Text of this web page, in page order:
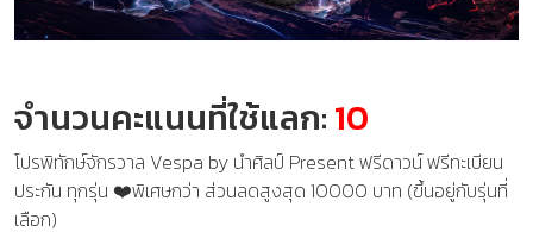
จำนวนคะแนนที่ใช้แลก:10
โปรพิทักษ์จักรวาล Vespa by นำศิลป์ Present ฟรีดาวน์ ฟรีทะเบียน
ประกัน ทุกรุ่น ❤️พิเศษกว่า ส่วนลดสูงสุด 10000 บาท (ขึ้นอยู่กับรุ่นที่
เลือก)